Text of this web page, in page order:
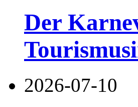
Der
2026-07-10